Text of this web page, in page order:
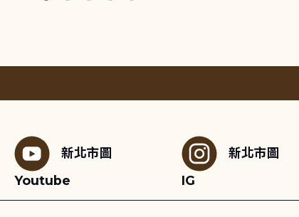
新北市圖
Youtube
新北市圖
IG